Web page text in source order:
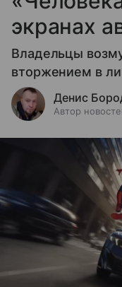
экранах
Владельцы
вторжением в
Денис
Автор